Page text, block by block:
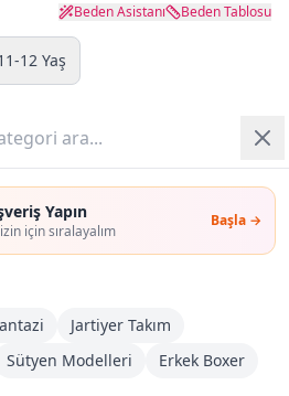
Yapın
için sıralayalım
Başla →
Jartiyer Takım
Sütyen Modelleri Erkek Boxer
Beden Asistanı Beden Tablosu
12 Yaş
Sepete Ekle
Şimdi Al